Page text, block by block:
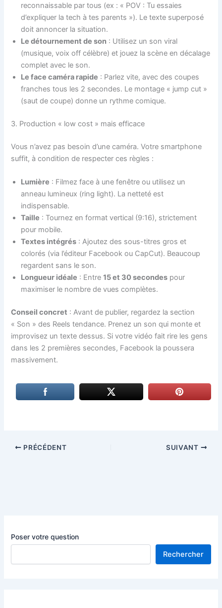
Poser votre question
Rechercher
reconnaissable par tous (ex : « POV : Tu essaies
d’expliquer la tech à tes parents »). Le texte superposé
doit annoncer la situation.
Le détournement de son : Utilisez un son viral
(musique, voix off célèbre) et jouez la scène en décalage
complet avec le son.
Le face caméra rapide : Parlez vite, avec des coupes
franches tous les 2 secondes. Le montage « jump cut »
(saut de coupe) donne un rythme comique.
3. Production « low cost » mais efficace
Vous n’avez pas besoin d’une caméra. Votre smartphone
suffit, à condition de respecter ces règles :
Lumière : Filmez face à une fenêtre ou utilisez un
anneau lumineux (ring light). La netteté est
indispensable.
Taille : Tournez en format vertical (9:16), strictement
pour mobile.
Textes intégrés : Ajoutez des sous-titres gros et
colorés (via l’éditeur Facebook ou CapCut). Beaucoup
regardent sans le son.
Longueur idéale : Entre15 et 30 secondes pour
maximiser le nombre de vues complètes.
Conseil concret : Avant de publier, regardez la section
« Son » des Reels tendance. Prenez un son qui monte et
improvisez un texte dessus. Si votre vidéo fait rire les gens
dans les 2 premières secondes, Facebook la poussera
massivement.
PRÉCÉDENT SUIVANT